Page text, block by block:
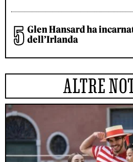
Glen Hansard ha
dell’Irlanda
ALTRE